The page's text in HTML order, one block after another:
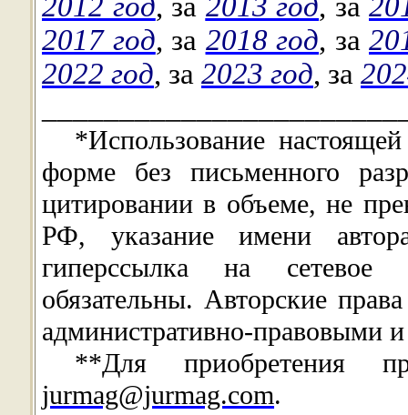
2017 год, за 2018 год, за
2022 год, за2023 год, за
*Использование
форме без письменного
цитировании в объеме, не
РФ, указание имени
гиперссылка на сетевое
обязательны. Авторские
административно-правовыми
**Для приобретения
jurmag@jurmag.com.